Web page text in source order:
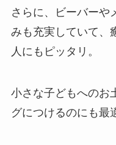
さらに、ビーバーや
みも充実していて、
人にもピッタリ。
小さな子どもへのお
グにつけるのにも最